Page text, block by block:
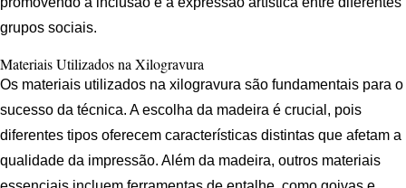
grupos sociais.
Materiais Utilizados na Xilogravura
Os materiais utilizados na xilogravura são fundamentais para o
sucesso da técnica. A escolha da madeira é crucial, pois
diferentes tipos oferecem características distintas que afetam a
qualidade da impressão. Além da madeira, outros materiais